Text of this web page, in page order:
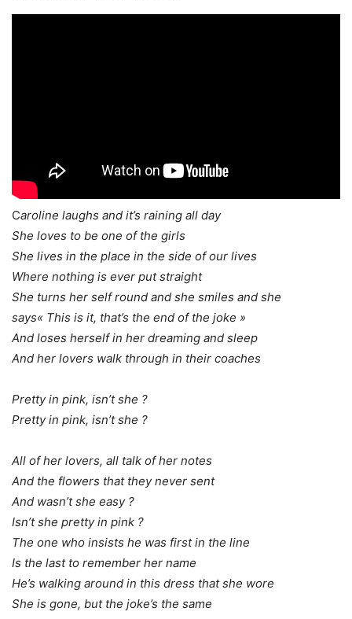
Caroline laughs and it’s raining all day
She loves to be one of the girls
She lives in the place in the side of our lives
Where nothing is ever put straight
She turns her self round and she smiles and she
says« This is it, that’s the end of the joke »
And loses herself in her dreaming and sleep
And her lovers walk through in their coaches
Pretty in pink, isn’t she ?
Pretty in pink, isn’t she ?
All of her lovers, all talk of her notes
And the flowers that they never sent
And wasn’t she easy ?
Isn’t she pretty in pink ?
The one who insists he was first in the line
Is the last to remember her name
He’s walking around in this dress that she wore
She is gone, but the joke’s the same